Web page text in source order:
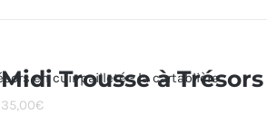
variations.
Les
Midi Trousse à Trésors
35,00€